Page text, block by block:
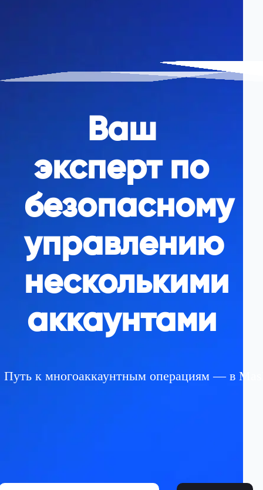
Ваш
эксперт по
безопасному
управлению
несколькими
аккаунтами
Путь к многoаккаунтным операциям — в